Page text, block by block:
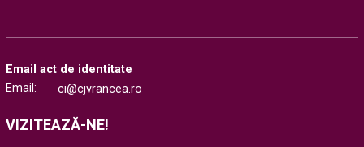
Email act de identitate
Email:
ci@cjvrancea.ro
VIZITEAZĂ-NE!